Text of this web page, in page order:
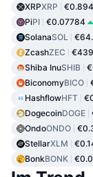
XRPXRP
PiPI €0.07784
SolanaSOL
ZcashZEC
Shiba InuSHIB
BiconomyBICO
HashflowHFT
DogecoinDOGE
OndoONDO
StellarXLM
BonkBONK